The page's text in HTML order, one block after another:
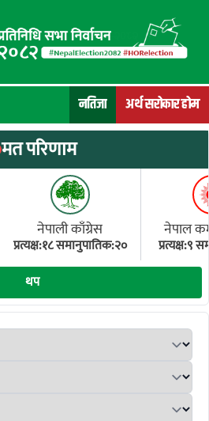
नतिजा अर्थ सरोकार होम
मत परिणाम
नेपाली काँग्रेस
प्रत्यक्ष:१८ समानुपातिक:२०
नेपाल
प्रत्यक्ष:९
थप